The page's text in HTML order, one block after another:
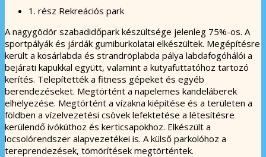
1. rész Rekreációs park
A nagygödör szabadidőpark készültsége jelenleg 75%-os. A
sportpályák és járdák gumiburkolatai elkészültek. Megépítésre
került a kosárlabda és strandröplabda pálya labdafogóhálói a
bejárati kapukkal együtt, valamint a kutyafuttatóhoz tartozó
kerítés. Telepítették a fitness gépeket és egyéb
berendezéseket. Megtörtént a napelemes kandeláberek
elhelyezése. Megtörtént a vízakna kiépítése és a területen a
földben a vízelvezetési csövek lefektetése a létesítésre
kerülendő ivókúthoz és kerticsapokhoz. Elkészült a
locsolórendszer alapvezetékei is. A külső parkolóhoz a
tereprendezések, tömörítések megtörténtek.